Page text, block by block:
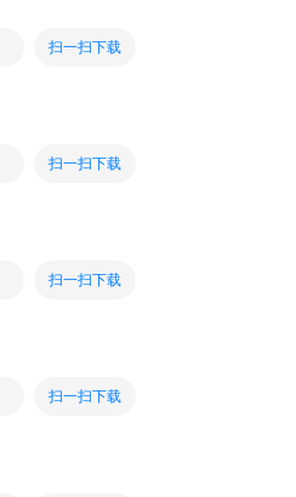
扫一扫下载
扫一扫下载
扫一扫下载
扫一扫下载